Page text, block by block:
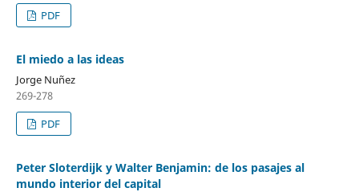
PDF
El miedo a las ideas
Jorge Nuñez
269-278
PDF
Peter Sloterdijk y Walter Benjamin: de los pasajes al
mundo interior del capital